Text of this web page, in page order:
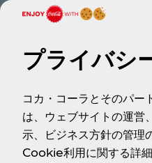
プライバシ
コカ・コーラとそのパー
は、ウェブサイトの運営
示、ビジネス方針の管
Cookie利用に関する詳